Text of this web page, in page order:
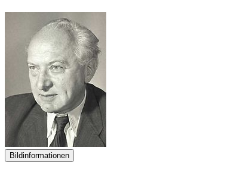
Bildinformationen